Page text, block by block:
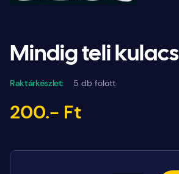
Mindig teli kulacs
Raktárkészlet: 5 db fölött
200.- Ft